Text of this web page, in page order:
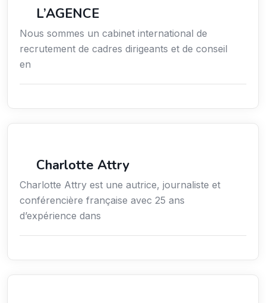
L’AGENCE
Nous sommes un cabinet international de
recrutement de cadres dirigeants et de conseil
en
Charlotte Attry
Charlotte Attry est une autrice, journaliste et
conférencière française avec 25 ans
d’expérience dans